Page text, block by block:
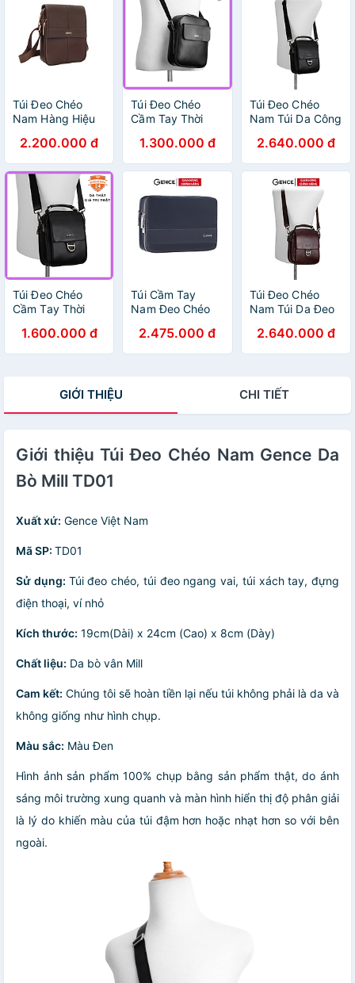
Túi Đeo Chéo
Nam Hàng Hiệu
Bò Mềm Cao Cấp
Màu Nâu Đậm
Dáng Dọc
2.200.000 đ
Túi Đeo Chéo
Cầm Tay Thời
Bò Mill Cao Cấp
TD05 Đen
1.300.000 đ
Túi Đeo Chéo
Nam Túi Da Công
Chất Liệu Da Bò
Cao Cấp Màu
Đen Dáng Dọc
2.640.000 đ
Túi Đeo Chéo
Cầm Tay Thời
Bò Mill Cao Cấp
Gence TD03 Đen
1.600.000 đ
Túi Cầm Tay
Nam Đeo Chéo
GENCE TC04 Da
Bò Cao Cấp Màu
2.475.000 đ
Túi Đeo Chéo
Nam Túi Da Đeo
Da Bò Cao Cấp
Màu Nâu Đậm
2.640.000 đ
GIỚI THIỆU CHI TIẾT
Giới thiệu Túi Đeo Chéo Nam Gence Da
Bò Mill TD01
Xuất xứ: Gence Việt Nam
Mã SP: TD01
Sử dụng: Túi đeo chéo, túi đeo ngang vai, túi xách tay, đựng
điện thoại, ví nhỏ
Kích thước: 19cm(Dài) x 24cm (Cao) x 8cm (Dày)
Chất liệu: Da bò vân Mill
Cam kết: Chúng tôi sẽ hoàn tiền lại nếu túi không phải là da và
không giống như hình chụp.
Màu sắc: Màu Đen
Hình ảnh sản phẩm 100% chụp bằng sản phẩm thật, do ánh
sáng môi trường xung quanh và màn hình hiển thị độ phân giải
là lý do khiến màu của túi đậm hơn hoặc nhạt hơn so với bên
ngoài.